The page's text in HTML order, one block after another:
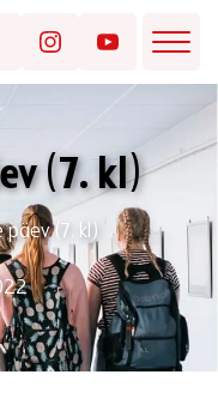
(7. kl)
päev (7. kl)